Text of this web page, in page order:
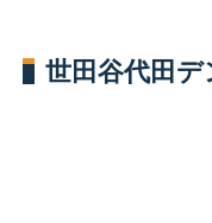
世田谷代田